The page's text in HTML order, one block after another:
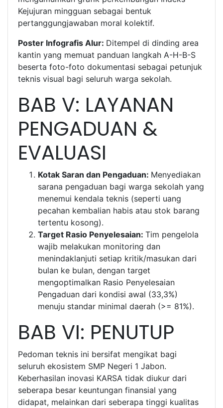
Kejujuran mingguan sebagai bentuk
pertanggungjawaban moral kolektif.
Poster Infografis Alur: Ditempel di dinding area
kantin yang memuat panduan langkah A-H-B-S
beserta foto-foto dokumentasi sebagai petunjuk
teknis visual bagi seluruh warga sekolah.
BAB V: LAYANAN
PENGADUAN &
EVALUASI
Kotak Saran dan Pengaduan: Menyediakan
sarana pengaduan bagi warga sekolah yang
menemui kendala teknis (seperti uang
pecahan kembalian habis atau stok barang
tertentu kosong).
Target Rasio Penyelesaian: Tim pengelola
wajib melakukan monitoring dan
menindaklanjuti setiap kritik/masukan dari
bulan ke bulan, dengan target
mengoptimalkan Rasio Penyelesaian
Pengaduan dari kondisi awal (33,3%)
menuju standar minimal daerah (>= 81%).
BAB VI: PENUTUP
Pedoman teknis ini bersifat mengikat bagi
seluruh ekosistem SMP Negeri 1 Jabon.
Keberhasilan inovasi KARSA tidak diukur dari
seberapa besar keuntungan finansial yang
didapat, melainkan dari seberapa tinggi kualitas